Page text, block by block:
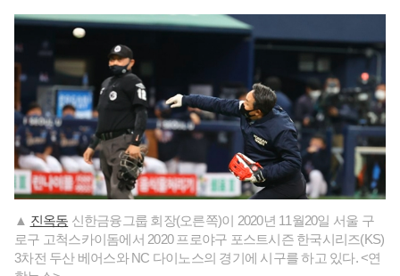
▲ 진옥동 신한금융그룹 회장(오른쪽)이 2020년 11월20일 서울 구
로구 고척스카이돔에서 2020 프로야구 포스트시즌 한국시리즈(KS)
3차전 두산 베어스와 NC 다이노스의 경기에 시구를 하고 있다. <연